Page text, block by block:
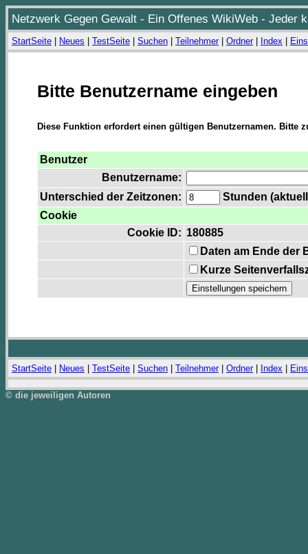
Netzwerk Gegen Gewalt - Ein Offenes WikiWeb - Jeder
StartSeite Neues TestSeite Suchen Teilnehmer| Ordner| Index
Bitte Benutzername eingeben
Diese Funktion erfordert einen gültigen Benutzernamen. Bitte
Benutzer
Benutzername:
Unterschied der Zeitzonen:
Stunden
Cookie
Cookie ID: 180885
Daten am Ende der
Kurze
StartSeite Neues TestSeite Suchen Teilnehmer| Ordner| Index
© die jeweiligen Autoren